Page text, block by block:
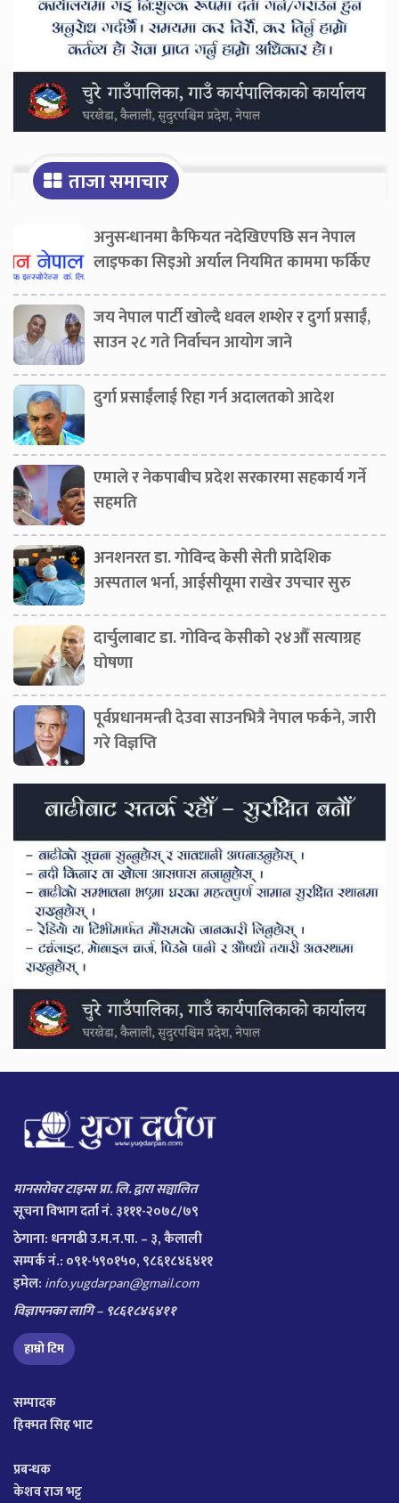
ताजा समाचार
अनुसन्धानमा कैफियत नदेखिएपछि सन नेपाल
लाइफका सिइओ अर्याल नियमित काममा फर्किए
जय नेपाल पार्टी खोल्दै धवल शम्शेर र दुर्गा प्रसाईं,
साउन २८ गते निर्वाचन आयोग जाने
दुर्गा प्रसाईंलाई रिहा गर्न अदालतको आदेश
एमाले र नेकपाबीच प्रदेश सरकारमा सहकार्य गर्ने
सहमति
अनशनरत डा. गोविन्द केसी सेती प्रादेशिक
अस्पताल भर्ना, आईसीयूमा राखेर उपचार सुरु
दार्चुलाबाट डा. गोविन्द केसीको २४औँ सत्याग्रह
घोषणा
पूर्वप्रधानमन्त्री देउवा साउनभित्रै नेपाल फर्कने, जारी
गरे विज्ञप्ति
मानसरोवर टाइम्स प्रा. लि. द्वारा सञ्चालित
सूचना विभाग दर्ता नं. ३१११-२०७८/७९
ठेगाना: धनगढी उ.म.न.पा. – ३, कैलाली
सम्पर्क नं.: ०९१-५९०१५०, ९८६१८४६४११
इमेल: info.yugdarpan@gmail.com
विज्ञापनका लागि – ९८६१८४६४११
हाम्रो टिम
सम्पादक
हिक्मत सिह भाट
प्रबन्धक
केशव राज भट्ट